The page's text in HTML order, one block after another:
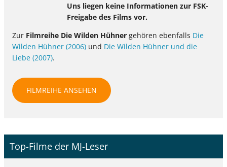
Uns liegen keine Informationen zur FSK-
Freigabe des Films vor.
Zur Filmreihe Die Wilden Hühner gehören ebenfalls Die
Wilden Hühner (2006) und Die Wilden Hühner und die
Liebe (2007).
FILMREIHE ANSEHEN
Top-Filme der MJ-Leser